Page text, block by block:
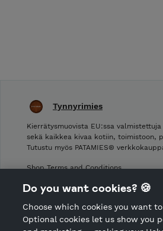
Tynnyrimies
Kierrätysmuovista EU:ssa
sekä kaikkea kivaa kotiin, toimistoon,
Tutustu myös PATAMIES®
Shop Terms and Conditions
Cancellation policy
CANCEL ORDER
Do you want cookies? 🍪
Choose which cookies you want
Optional cookies let us show you